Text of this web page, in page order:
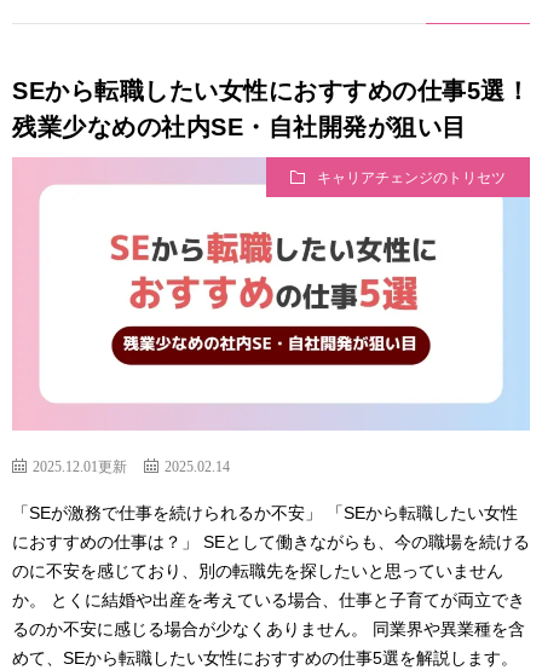
SEから転職したい女性におすすめの仕事5選！
残業少なめの社内SE・自社開発が狙い目
キャリアチェンジのトリセツ
2025.12.01更新 2025.02.14
「SEが激務で仕事を続けられるか不安」 「SEから転職したい女性
におすすめの仕事は？」 SEとして働きながらも、今の職場を続ける
のに不安を感じており、別の転職先を探したいと思っていません
か。 とくに結婚や出産を考えている場合、仕事と子育てが両立でき
るのか不安に感じる場合が少なくありません。 同業界や異業種を含
めて、SEから転職したい女性におすすめの仕事5選を解説します。